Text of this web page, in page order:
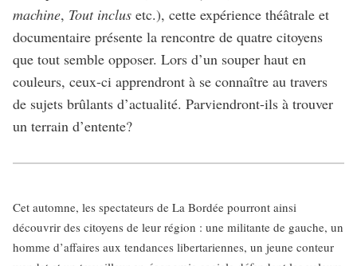
machine, Tout inclus etc.), cette expérience théâtrale et
documentaire présente la rencontre de quatre citoyens
que tout semble opposer. Lors d’un souper haut en
couleurs, ceux-ci apprendront à se connaître au travers
de sujets brûlants d’actualité. Parviendront-ils à trouver
un terrain d’entente?
Cet automne, les spectateurs de La Bordée pourront ainsi
découvrir des citoyens de leur région : une militante de gauche, un
homme d’affaires aux tendances libertariennes, un jeune conteur